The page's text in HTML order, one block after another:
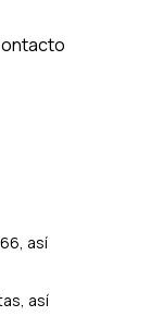
así
así